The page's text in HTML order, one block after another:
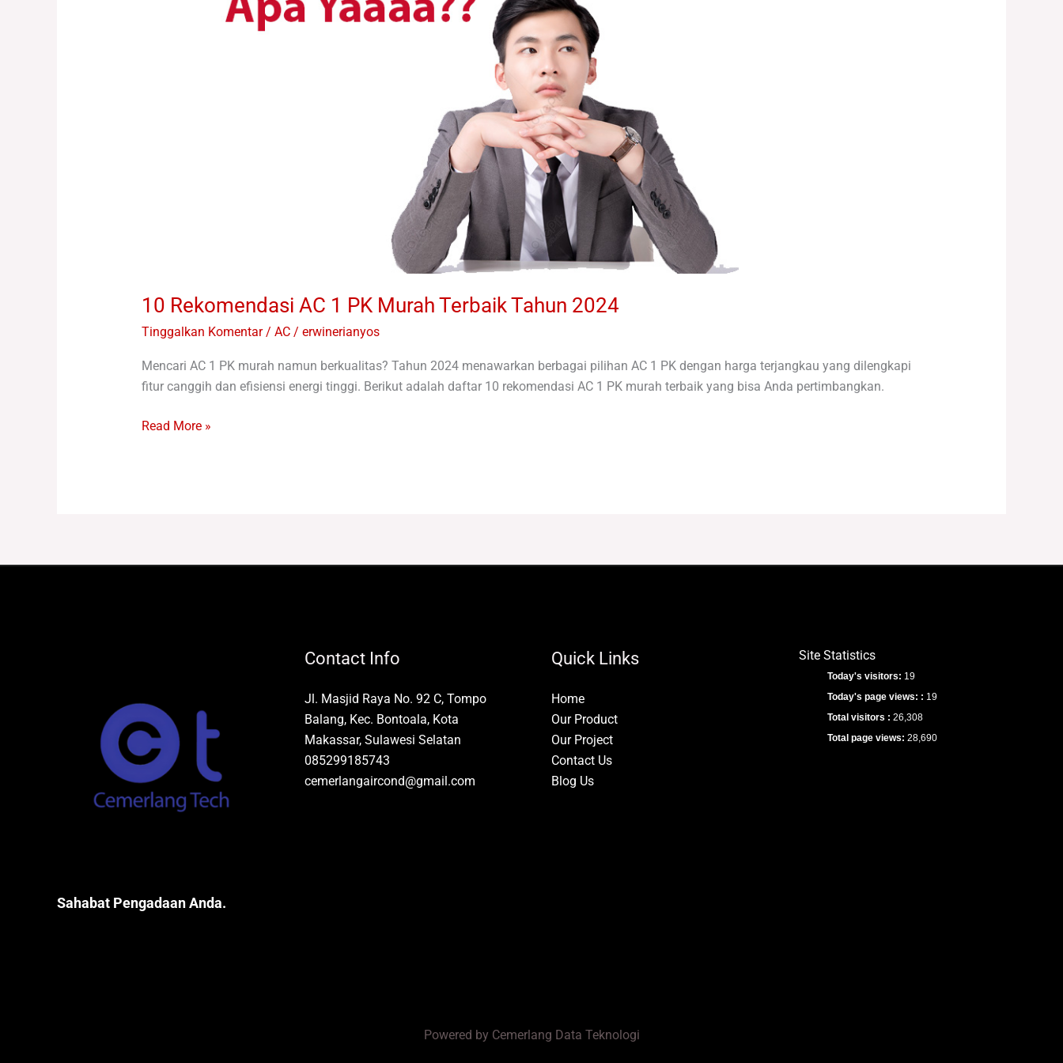
10 Rekomendasi AC 1 PK Murah Terbaik Tahun 2024
Tinggalkan Komentar / AC/ erwinerianyos
Mencari AC 1 PK murah namun berkualitas? Tahun 2024 menawarkan berbagai pilihan AC 1 PK dengan harga terjangkau yang dilengkapi
fitur canggih dan efisiensi energi tinggi. Berikut adalah daftar 10 rekomendasi AC 1 PK murah terbaik yang bisa Anda pertimbangkan.
Read More »
Sahabat Pengadaan Anda.
Contact Info
Jl. Masjid Raya No. 92 C, Tompo
Balang, Kec. Bontoala, Kota
Makassar, Sulawesi Selatan
085299185743
cemerlangaircond@gmail.com
Quick Links
Home
Our Product
Our Project
Contact Us
Blog Us
Site Statistics
Today's visitors: 19
Today's page views: : 19
Total visitors : 26,308
Total page views: 28,690
Powered by Cemerlang Data Teknologi